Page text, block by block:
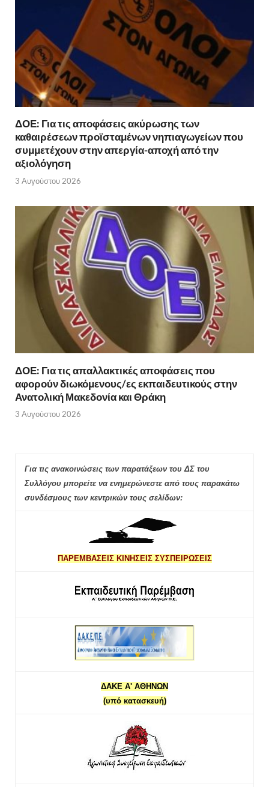
ΔΟΕ: Για τις αποφάσεις ακύρωσης των
καθαιρέσεων προϊσταμένων νηπιαγωγείων που
συμμετέχουν στην απεργία-αποχή από την
αξιολόγηση
3 Αυγούστου 2026
ΔΟΕ: Για τις απαλλακτικές αποφάσεις που
αφορούν διωκόμενους/ες εκπαιδευτικούς στην
Ανατολική Μακεδονία και Θράκη
3 Αυγούστου 2026
Για τις ανακοινώσεις των παρατάξεων του ΔΣ του
Συλλόγου μπορείτε να ενημερώνεστε από τους παρακάτω
συνδέσμους των κεντρικών τους σελίδων:
ΠΑΡΕΜΒΑΣΕΙΣ ΚΙΝΗΣΕΙΣ ΣΥΣΠΕΙΡΩΣΕΙΣ
ΔΑΚΕ Α' ΑΘΗΝΩΝ
(υπό κατασκευή)